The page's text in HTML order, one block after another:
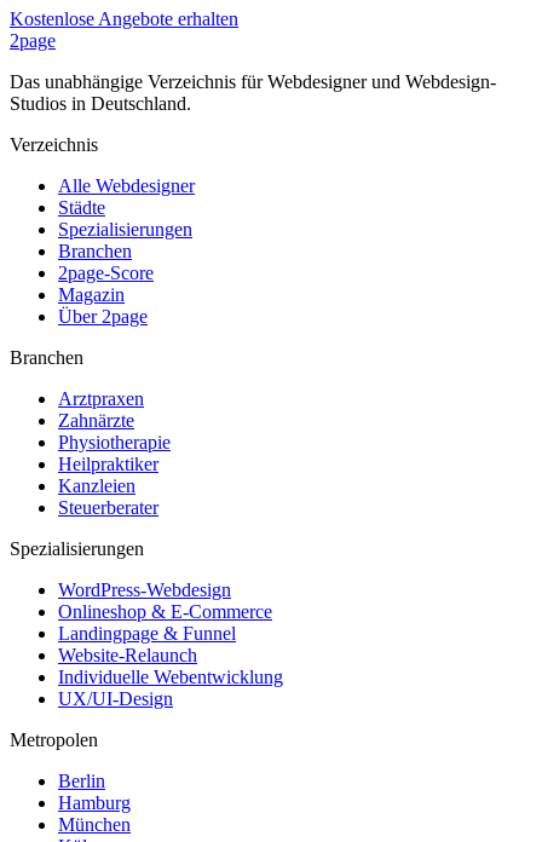
Kostenlose Angebote erhalten
2page
Das unabhängige Verzeichnis für Webdesigner und Webdesign-
Studios in Deutschland.
Verzeichnis
Alle Webdesigner
Städte
Spezialisierungen
Branchen
2page-Score
Magazin
Über 2page
Branchen
Arztpraxen
Zahnärzte
Physiotherapie
Heilpraktiker
Kanzleien
Steuerberater
Spezialisierungen
WordPress-Webdesign
Onlineshop & E-Commerce
Landingpage & Funnel
Website-Relaunch
Individuelle Webentwicklung
UX/UI-Design
Metropolen
Berlin
Hamburg
München